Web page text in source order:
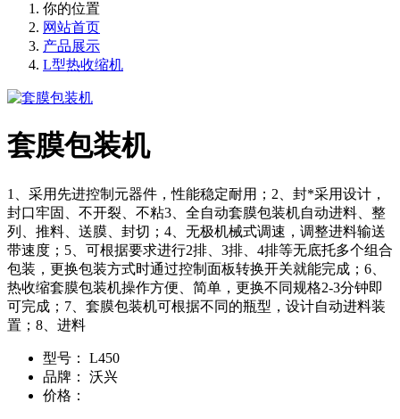
你的位置
网站首页
产品展示
L型热收缩机
套膜包装机
1、采用先进控制元器件，性能稳定耐用；2、封*采用设计，
封口牢固、不开裂、不粘3、全自动套膜包装机自动进料、整
列、推料、送膜、封切；4、无极机械式调速，调整进料输送
带速度；5、可根据要求进行2排、3排、4排等无底托多个组合
包装，更换包装方式时通过控制面板转换开关就能完成；6、
热收缩套膜包装机操作方便、简单，更换不同规格2-3分钟即
可完成；7、套膜包装机可根据不同的瓶型，设计自动进料装
置；8、进料
型号：
L450
品牌：
沃兴
价格：